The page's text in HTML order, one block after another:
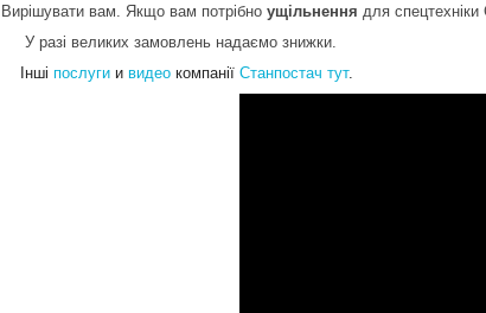
Вирішувати вам. Якщо вам потрібно ущільнення для спецтехніки
У разі великих замовлень надаємо знижки.
Інші послуги и видео компанії Станпостач тут.